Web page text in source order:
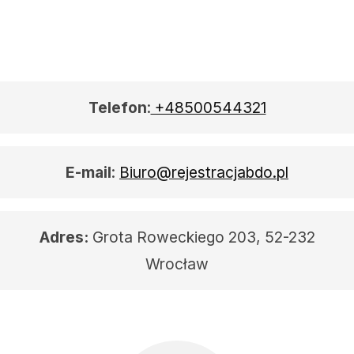
Telefon: +48500544321
E-mail: Biuro@rejestracjabdo.pl
Adres: Grota Roweckiego 203, 52-232
Wrocław